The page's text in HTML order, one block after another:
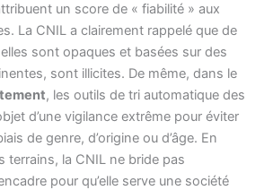
un score de « fiabilité » aux
La CNIL a clairement rappelé que de
sont opaques et basées sur des
sont illicites. De même, dans le
, les outils de tri automatique des
d’une vigilance extrême pour éviter
de genre, d’origine ou d’âge. En
terrains, la CNIL ne bride pas
pour qu’elle serve une société